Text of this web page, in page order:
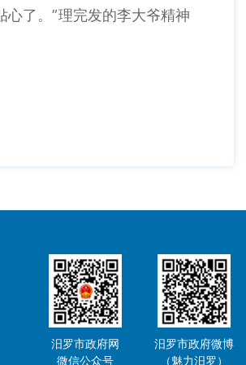
了。”理完发的李大爷精神
汨罗市政府网
微信公众号
汨罗市政府微博
（魅力汨罗）